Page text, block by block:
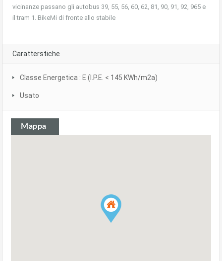
vicinanze passano gli autobus 39, 55, 56, 60, 62, 81, 90, 91, 92, 965 e
il tram 1. BikeMi di fronte allo stabile
Caratterstiche
Classe Energetica : E (I.P.E. < 145 KWh/m2a)
Usato
Mappa